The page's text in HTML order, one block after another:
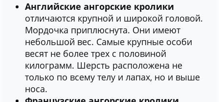
Английские ангорские кролики
отличаются крупной и широкой головой.
Мордочка приплюснута. Они имеют
небольшой вес. Самые крупные особи
весят не более трех с половиной
килограмм. Шерсть расположена не
только по всему телу и лапах, но и выше
носа.